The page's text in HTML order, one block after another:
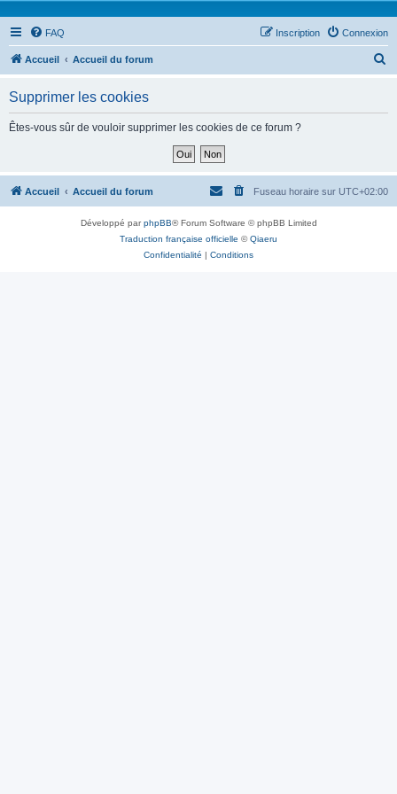
FAQ Connexion
Inscription
Accueil Accueil du forum
h
Supprimer les cookies
Êtes-vous sûr de vouloir supprimer les cookies de ce forum ?
Accueil Accueil du forum Fuseau horaire sur UTC+02:00
Développé parphpBB® Forum Software © phpBB Limited
Traduction française officielle ©Qiaeru
Confidentialité | Conditions